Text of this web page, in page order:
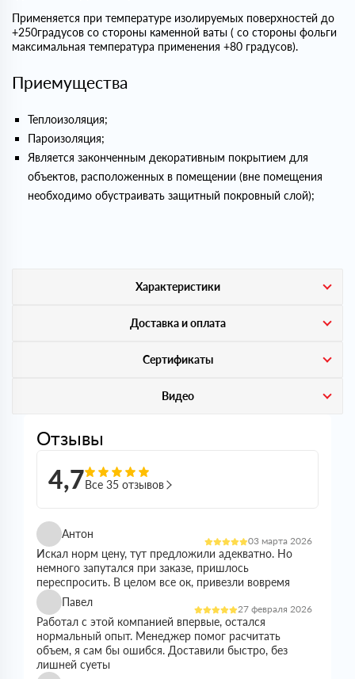
Применяется при температуре изолируемых поверхностей до
+250градусов со стороны каменной ваты ( со стороны фольги
максимальная температура применения +80 градусов).
Приемущества
Теплоизоляция;
Пароизоляция;
Является законченным декоративным покрытием для
объектов, расположенных в помещении (вне помещения
необходимо обустраивать защитный покровный слой);
Характеристики
Доставка и оплата
Сертификаты
Видео
Отзывы
4,7Все 35 отзывов
Антон
03 марта 2026
Искал норм цену, тут предложили адекватно. Но
немного запутался при заказе, пришлось
переспросить. В целом все ок, привезли вовремя
Павел
27 февраля 2026
Работал с этой компанией впервые, остался
нормальный опыт. Менеджер помог расчитать
объем, я сам бы ошибся. Доставили быстро, без
лишней суеты